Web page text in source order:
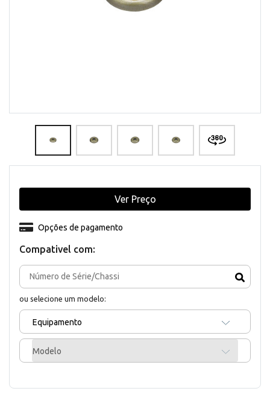
Compativel com:
ou selecione um modelo:
Equipamento
Modelo
Opções de pagamento
Ver Preço